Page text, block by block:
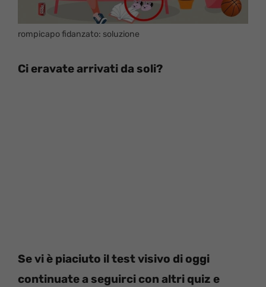
rompicapo fidanzato: soluzione
Ci eravate arrivati da soli?
Se vi è piaciuto il test visivo di oggi
continuate a seguirci con altri quiz e